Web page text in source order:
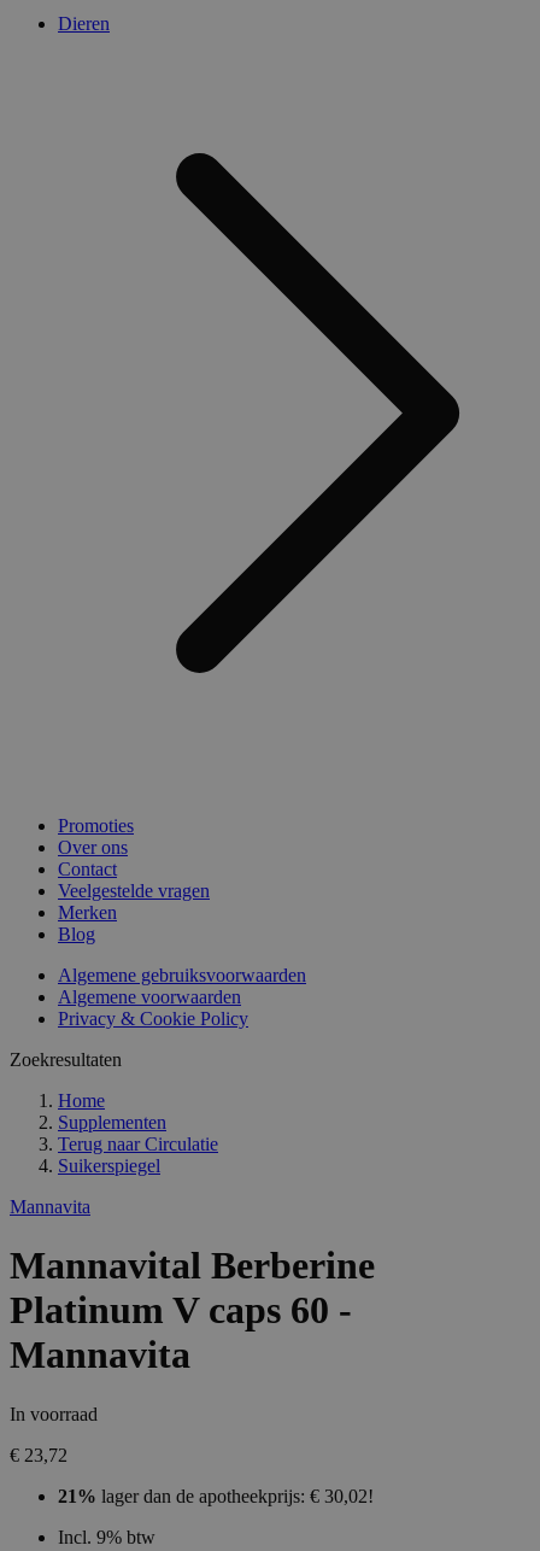
Dieren
Promoties
Over ons
Contact
Veelgestelde vragen
Merken
Blog
Algemene gebruiksvoorwaarden
Algemene voorwaarden
Privacy & Cookie Policy
Zoekresultaten
Home
Supplementen
Terug naar Circulatie
Suikerspiegel
Mannavita
Mannavital Berberine
Platinum V caps 60 -
Mannavita
In voorraad
€ 23,72
21% lager dan de apotheekprijs: € 30,02!
Incl. 9% btw